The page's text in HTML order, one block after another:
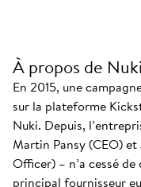
À propos de
En 2015, une
sur la plateforme
Nuki. Depuis,
Martin Pansy (CEO)
Officer) – n’a cessé
principal fournisseur